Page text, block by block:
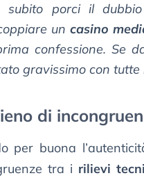
subito porci il
uncasino
confessione. Se
gravissimo con tutte
di
per buona
tra i rilievi